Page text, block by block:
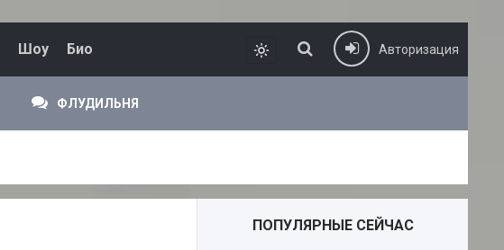
Шоу Био Авторизация
ФЛУДИЛЬНЯ
ПОПУЛЯРНЫЕ СЕЙЧАС